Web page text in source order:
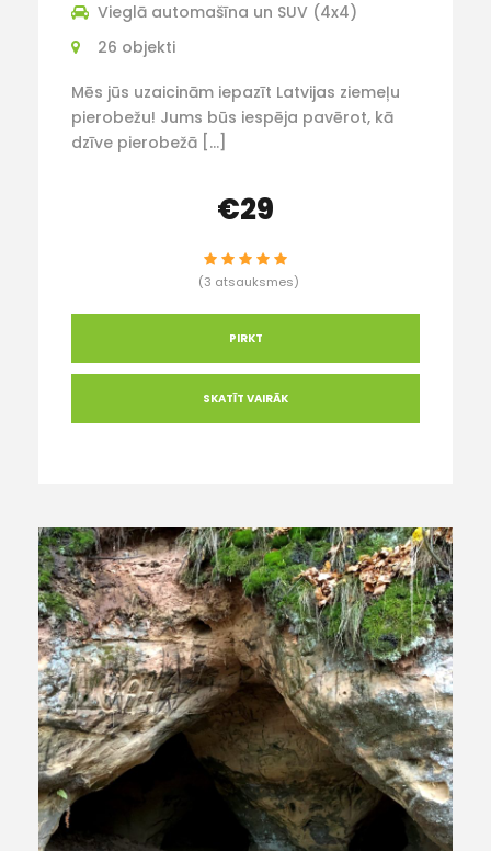
Vieglā automašīna un SUV (4x4)
26 objekti
Mēs jūs uzaicinām iepazīt Latvijas ziemeļu
pierobežu! Jums būs iespēja pavērot, kā
dzīve pierobežā […]
€29
(3 atsauksmes)
PIRKT
SKATĪT VAIRĀK